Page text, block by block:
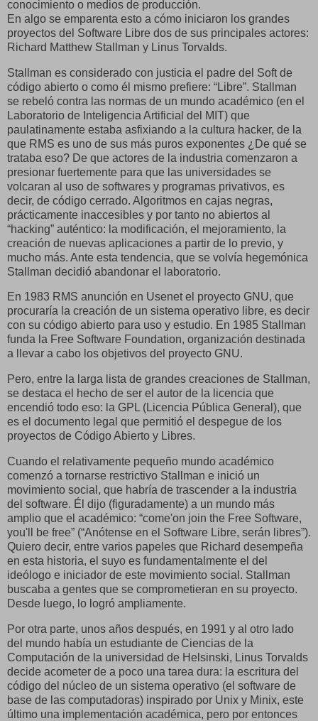
conocimiento o medios de producción.
En algo se emparenta esto a cómo iniciaron los grandes
proyectos del Software Libre dos de sus principales actores:
Richard Matthew Stallman y Linus Torvalds.
Stallman es considerado con justicia el padre del Soft de
código abierto o como él mismo prefiere: “Libre”. Stallman
se rebeló contra las normas de un mundo académico (en el
Laboratorio de Inteligencia Artificial del MIT) que
paulatinamente estaba asfixiando a la cultura hacker, de la
que RMS es uno de sus más puros exponentes ¿De qué se
trataba eso? De que actores de la industria comenzaron a
presionar fuertemente para que las universidades se
volcaran al uso de softwares y programas privativos, es
decir, de código cerrado. Algoritmos en cajas negras,
prácticamente inaccesibles y por tanto no abiertos al
“hacking” auténtico: la modificación, el mejoramiento, la
creación de nuevas aplicaciones a partir de lo previo, y
mucho más. Ante esta tendencia, que se volvía hegemónica
Stallman decidió abandonar el laboratorio.
En 1983 RMS anunción en Usenet el proyecto GNU, que
procuraría la creación de un sistema operativo libre, es decir
con su código abierto para uso y estudio. En 1985 Stallman
funda la Free Software Foundation, organización destinada
a llevar a cabo los objetivos del proyecto GNU.
Pero, entre la larga lista de grandes creaciones de Stallman,
se destaca el hecho de ser el autor de la licencia que
encendió todo eso: la GPL (Licencia Pública General), que
es el documento legal que permitió el despegue de los
proyectos de Código Abierto y Libres.
Cuando el relativamente pequeño mundo académico
comenzó a tornarse restrictivo Stallman e inició un
movimiento social, que habría de trascender a la industria
del software. Él dijo (figuradamente) a un mundo más
amplio que el académico: “come'on join the Free Software,
you'll be free” (“Anótense en el Software Libre, serán libres”).
Quiero decir, entre varios papeles que Richard desempeña
en esta historia, el suyo es fundamentalmente el del
ideólogo e iniciador de este movimiento social. Stallman
buscaba a gentes que se comprometieran en su proyecto.
Desde luego, lo logró ampliamente.
Por otra parte, unos años después, en 1991 y al otro lado
del mundo había un estudiante de Ciencias de la
Computación de la universidad de Helsinski, Linus Torvalds
decide acometer de a poco una tarea dura: la escritura del
código del núcleo de un sistema operativo (el software de
base de las computadoras) inspirado por Unix y Minix, este
último una implementación académica, pero por entonces